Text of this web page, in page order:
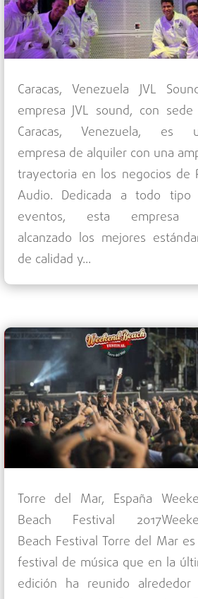
Caracas, Venezuela JVL
empresa JVL sound, con
Caracas, Venezuela, es
empresa de alquiler con una
trayectoria en los negocios de
Audio. Dedicada a todo tipo
eventos, esta empresa
alcanzado los mejores
de calidad y...
Torre del Mar, España
Beach Festival
Beach Festival Torre del Mar
festival de música que en la
edición ha reunido alrededor